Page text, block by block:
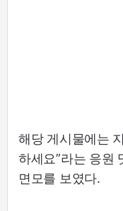
해당 게시물에는
하세요”라는 응원
면모를 보였다.